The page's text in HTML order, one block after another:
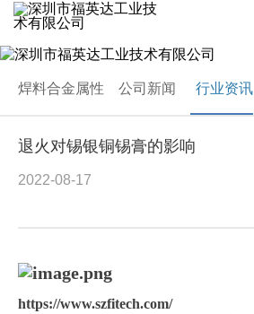
焊料合金属性 公司新闻 行业资讯
退火对锡银铜锡膏的影响
2022-08-17
https://www.szfitech.com/